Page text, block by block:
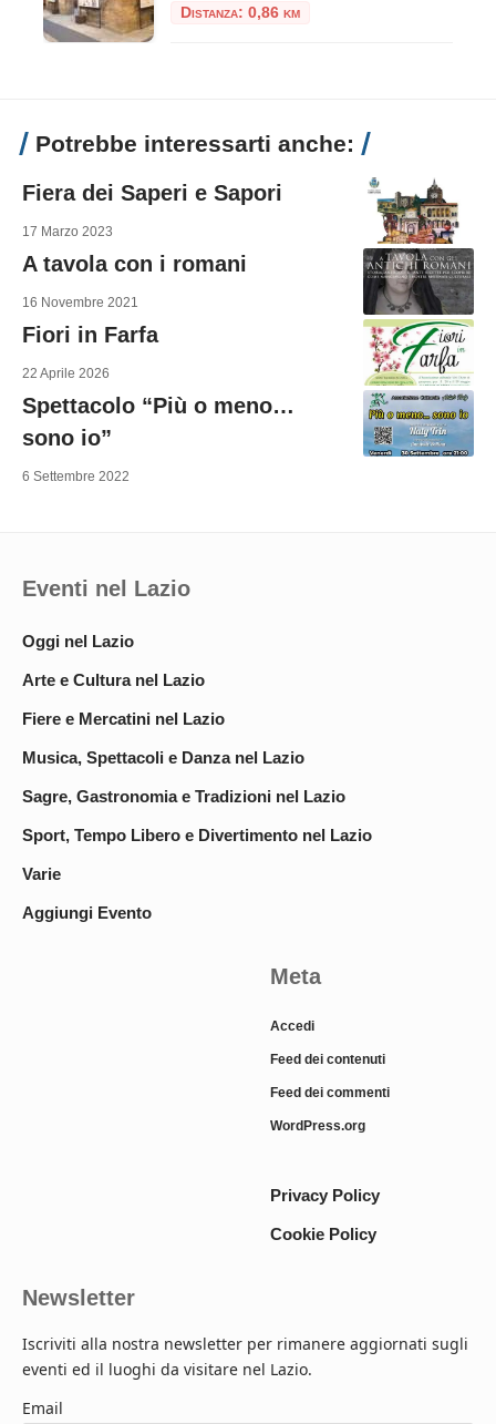
Distanza: 0,86 km
Potrebbe interessarti anche:
Fiera dei Saperi e Sapori
17 Marzo 2023
A tavola con i romani
16 Novembre 2021
Fiori in Farfa
22 Aprile 2026
Spettacolo “Più o meno…
sono io”
6 Settembre 2022
Eventi nel Lazio
Oggi nel Lazio
Arte e Cultura nel Lazio
Fiere e Mercatini nel Lazio
Musica, Spettacoli e Danza nel Lazio
Sagre, Gastronomia e Tradizioni nel Lazio
Sport, Tempo Libero e Divertimento nel Lazio
Varie
Aggiungi Evento
Meta
Accedi
Feed dei contenuti
Feed dei commenti
WordPress.org
Privacy Policy
Cookie Policy
Newsletter
Iscriviti alla nostra newsletter per rimanere aggiornati sugli
eventi ed il luoghi da visitare nel Lazio.
Email